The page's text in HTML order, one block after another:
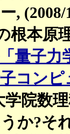
,
根本原
量子
コン
院数
か?